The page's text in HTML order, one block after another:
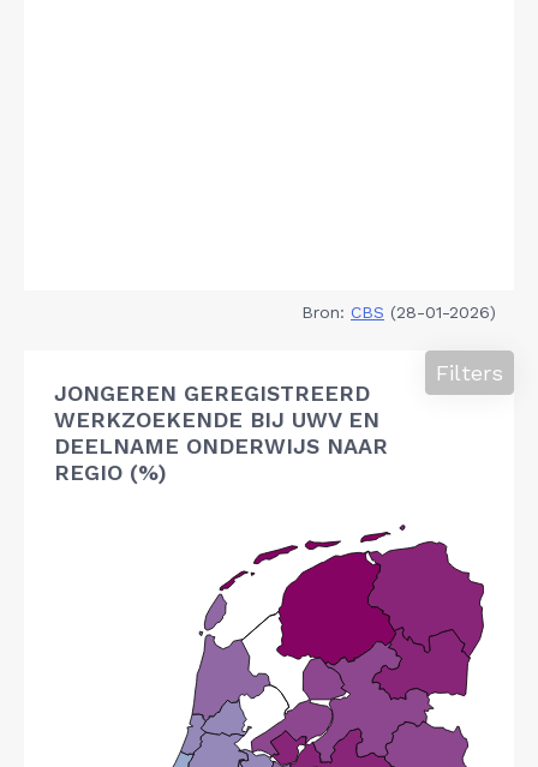
Bron: CBS (28-01-2026)
JONGEREN GEREGISTREERD
WERKZOEKENDE BIJ UWV EN
DEELNAME ONDERWIJS NAAR
REGIO (%)
Filters